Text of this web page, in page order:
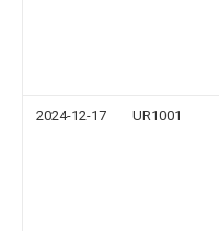
2024-12-17 UR1001